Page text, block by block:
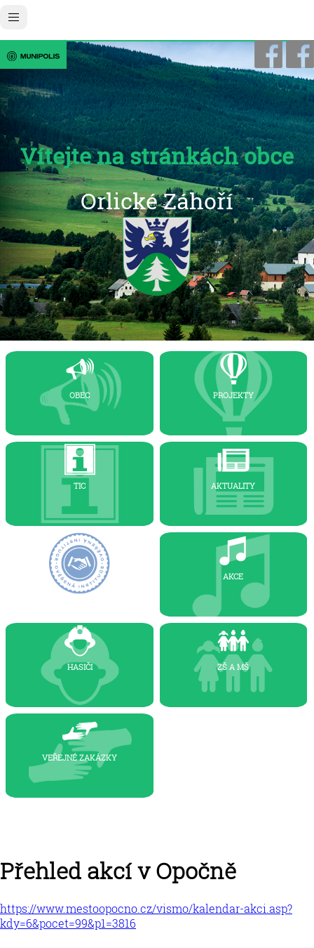
Vítejte na stránkách obce
Orlické Záhoří
OBEC PROJEKTY
TIC AKTUALITY
AKCE
HASIČI zš a mš
VEŘEJNÉ ZAKÁZKY
Přehled akcí v Opočně
https://www.mestoopocno.cz/vismo/kalendar-akci.asp?
kdy=6&pocet=99&p1=3816